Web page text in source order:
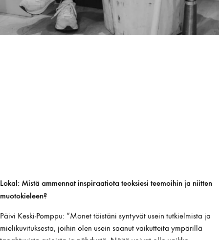
Lokal: Mistä ammennat inspiraatiota teoksiesi teemoihin ja niitten
muotokieleen?
Päivi Keski-Pomppu: “Monet töistäni syntyvät usein tutkielmista ja
mielikuvituksesta, joihin olen usein saanut vaikutteita ympärillä